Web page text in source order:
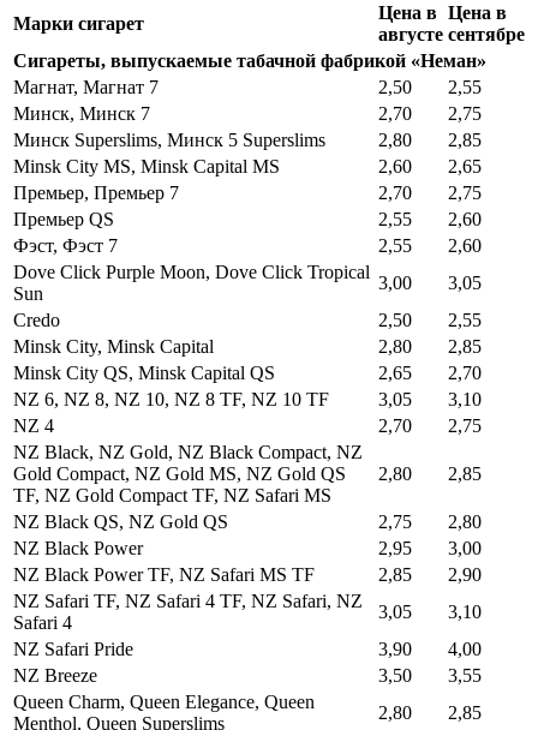
Марки сигарет
Цена в
августе
Цена в
сентябре
Сигареты, выпускаемые табачной фабрикой «Неман»
Магнат, Магнат 7
2,50
2,55
Минск, Минск 7
2,70
2,75
Минск Superslims, Минск 5 Superslims
2,80
2,85
Minsk City MS, Minsk Capital MS
2,60
2,65
Премьер, Премьер 7
2,70
2,75
Премьер QS
2,55
2,60
Фэст, Фэст 7
2,55
2,60
Dove Click Purple Moon, Dove Click Tropical
Sun
3,00
3,05
Credo
2,50
2,55
Minsk City, Minsk Capital
2,80
2,85
Minsk City QS, Minsk Capital QS
2,65
2,70
NZ 6, NZ 8, NZ 10, NZ 8 TF, NZ 10 TF
3,05
3,10
NZ 4
2,70
2,75
NZ Black, NZ Gold, NZ Black Compact, NZ
Gold Compact, NZ Gold MS, NZ Gold QS
TF, NZ Gold Compact TF, NZ Safari MS
2,80 2,85
NZ Black QS, NZ Gold QS 2,75
2,80
NZ Black Power
2,95
3,00
NZ Black Power TF, NZ Safari MS TF
2,85
2,90
NZ Safari TF, NZ Safari 4 TF, NZ Safari, NZ
Safari 4
3,05
3,10
NZ Safari Pride
3,90
4,00
NZ Breeze
3,50
3,55
Queen Charm, Queen Elegance, Queen
Menthol, Queen Superslims
2,80 2,85